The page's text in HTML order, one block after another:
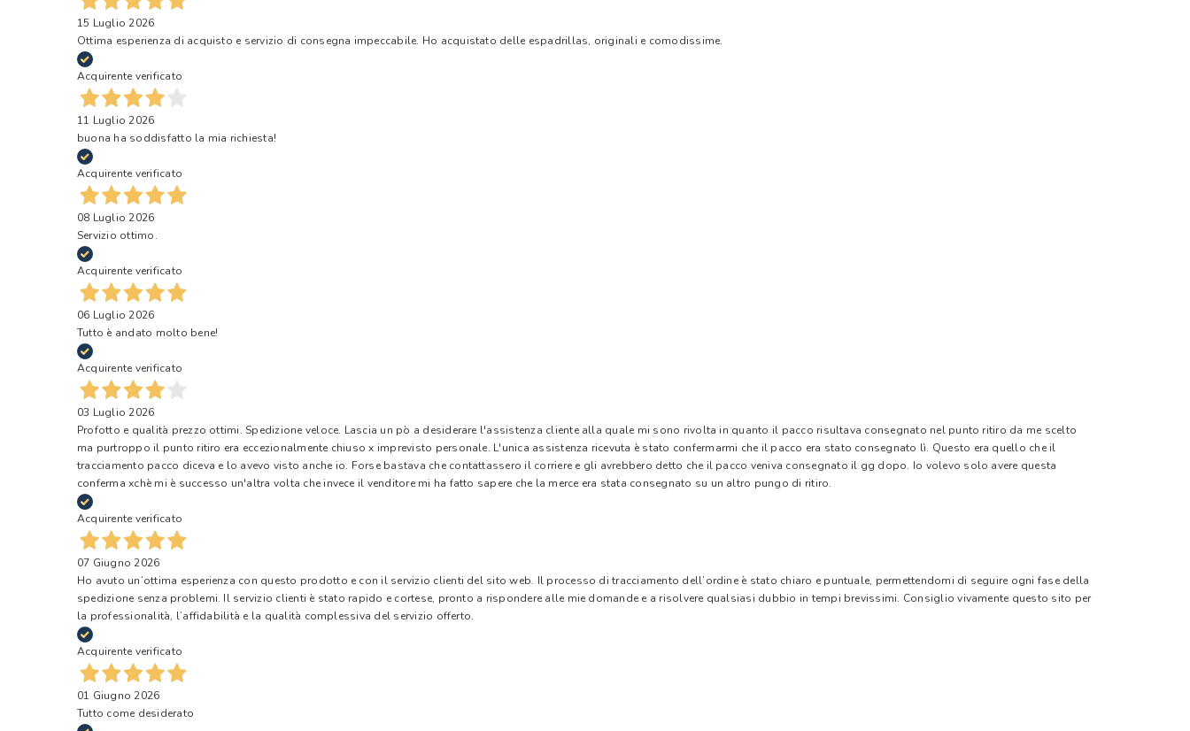
15 Luglio 2026
Ottima esperienza di acquisto e servizio di consegna impeccabile. Ho acquistato delle espadrillas, originali e comodissime.
Acquirente verificato
11 Luglio 2026
buona ha soddisfatto la mia richiesta!
Acquirente verificato
08 Luglio 2026
Servizio ottimo.
Acquirente verificato
06 Luglio 2026
Tutto è andato molto bene!
Acquirente verificato
03 Luglio 2026
Profotto e qualità prezzo ottimi. Spedizione veloce. Lascia un pò a desiderare l'assistenza cliente alla quale mi sono rivolta in quanto il pacco risultava consegnato nel punto ritiro da me scelto
ma purtroppo il punto ritiro era eccezionalmente chiuso x imprevisto personale. L'unica assistenza ricevuta è stato confermarmi che il pacco era stato consegnato lì. Questo era quello che il
tracciamento pacco diceva e lo avevo visto anche io. Forse bastava che contattassero il corriere e gli avrebbero detto che il pacco veniva consegnato il gg dopo. Io volevo solo avere questa
conferma xchè mi è successo un'altra volta che invece il venditore mi ha fatto sapere che la merce era stata consegnato su un altro pungo di ritiro.
Acquirente verificato
07 Giugno 2026
Ho avuto un’ottima esperienza con questo prodotto e con il servizio clienti del sito web. Il processo di tracciamento dell’ordine è stato chiaro e puntuale, permettendomi di seguire ogni fase della
spedizione senza problemi. Il servizio clienti è stato rapido e cortese, pronto a rispondere alle mie domande e a risolvere qualsiasi dubbio in tempi brevissimi. Consiglio vivamente questo sito per
la professionalità, l’affidabilità e la qualità complessiva del servizio offerto.
Acquirente verificato
01 Giugno 2026
Tutto come desiderato